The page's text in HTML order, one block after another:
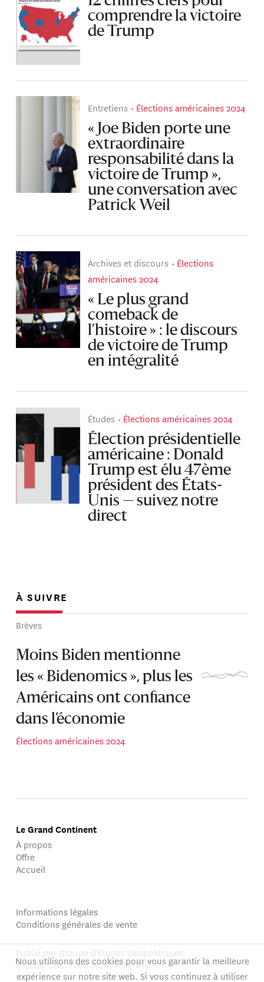
comprendre la victoire
de Trump
Entretiens Élections américaines 2024
« Joe Biden porte une
extraordinaire
responsabilité dans la
victoire de Trump »,
une conversation avec
Patrick Weil
Archives et discours
Élections
américaines 2024
« Le plus grand
comeback de
l’histoire » : le discours
de victoire de Trump
en intégralité
Études Élections américaines 2024
Élection présidentielle
américaine : Donald
Trump est élu 47ème
président des États-
Unis — suivez notre
direct
À SUIVRE
Brèves
Moins Biden mentionne
les « Bidenomics », plus les
Américains ont confiance
dans l’économie
Élections américaines 2024
Le Grand Continent
À propos
Offre
Accueil
Informations légales
Conditions générales de vente
Publié par Groupe d'Études Géopolitiques.
© 2026 GEG. Tous droits réservés.
Nous utilisons des cookies pour vous garantir la meilleure
expérience sur notre site web. Si vous continuez à utiliser